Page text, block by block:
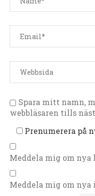
Spara mitt namn,
webbläsaren tills
Prenumerera på
Meddela mig om nya
Meddela mig om nya